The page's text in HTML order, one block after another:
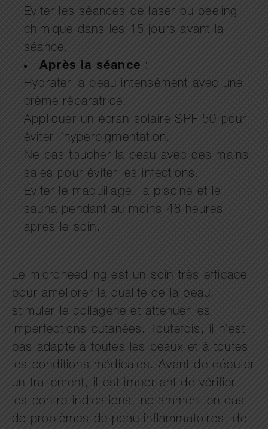
Éviter les séances de laser ou peeling
chimique dans les 15 jours avant la
séance.
Après la séance :
Hydrater la peau intensément avec une
crème réparatrice.
Appliquer un écran solaire SPF 50 pour
éviter l’hyperpigmentation.
Ne pas toucher la peau avec des mains
sales pour éviter les infections.
Éviter le maquillage, la piscine et le
sauna pendant au moins 48 heures
après le soin.
Le microneedling est un soin très efficace
pour améliorer la qualité de la peau,
stimuler le collagène et atténuer les
imperfections cutanées. Toutefois, il n’est
pas adapté à toutes les peaux et à toutes
les conditions médicales. Avant de débuter
un traitement, il est important de vérifier
les contre-indications, notamment en cas
de problèmes de peau inflammatoires, de